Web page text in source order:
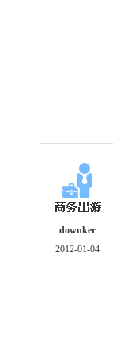
downker
2012-01-04